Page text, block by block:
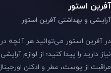
آفرین استور
آرایشی و بهداشتی آفرین استور
در آفرین استور می‌توانید هر آنچه
نیاز دارید را پیدا کنید؛ از لوازم
مراقبت از پوست، عطر و ادکلن